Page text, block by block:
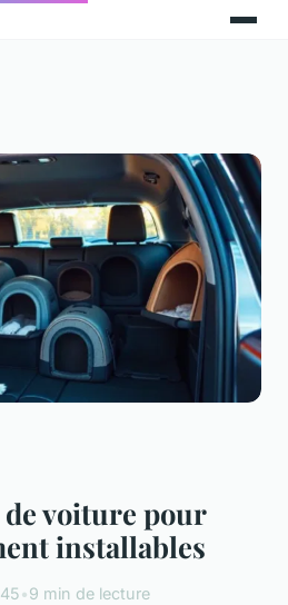
de voiture pour
installables
•9 min de lecture